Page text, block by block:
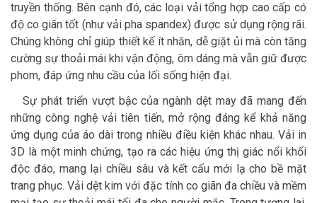
truyền thống. Bên cạnh đó, các loại vải tổng hợp cao cấp có
độ co giãn tốt (như vải pha spandex) được sử dụng rộng rãi.
Chúng không chỉ giúp thiết kế ít nhăn, dễ giặt ủi mà còn tăng
cường sự thoải mái khi vận động, ôm dáng mà vẫn giữ được
phom, đáp ứng nhu cầu của lối sống hiện đại.
Sự phát triển vượt bậc của ngành dệt may đã mang đến
những công nghệ vải tiên tiến, mở rộng đáng kể khả năng
ứng dụng của áo dài trong nhiều điều kiện khác nhau. Vải in
3D là một minh chứng, tạo ra các hiệu ứng thị giác nổi khối
độc đáo, mang lại chiều sâu và kết cấu mới lạ cho bề mặt
trang phục. Vải dệt kim với đặc tính co giãn đa chiều và mềm